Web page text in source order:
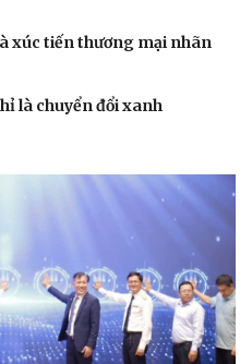
xúc tiến thương mại nhãn
là chuyển đổi xanh